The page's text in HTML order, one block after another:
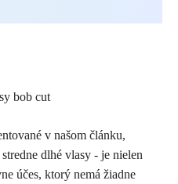
bob cut
v našom článku,
dlhé vlasy - je nielen
účes, ktorý nemá žiadne